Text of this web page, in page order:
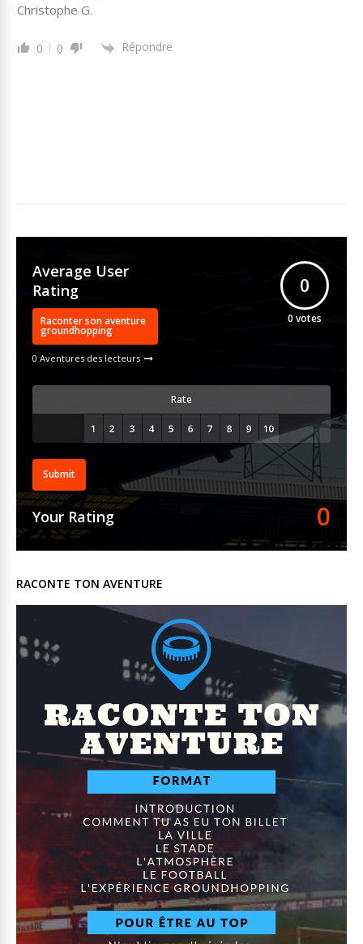
Christophe G.
0 0 Répondre
Average User
Rating
Raconter son aventure
groundhopping
0 Aventures des lecteurs
0
0 votes
Rate
Submit
Your Rating 0
RACONTE TON AVENTURE